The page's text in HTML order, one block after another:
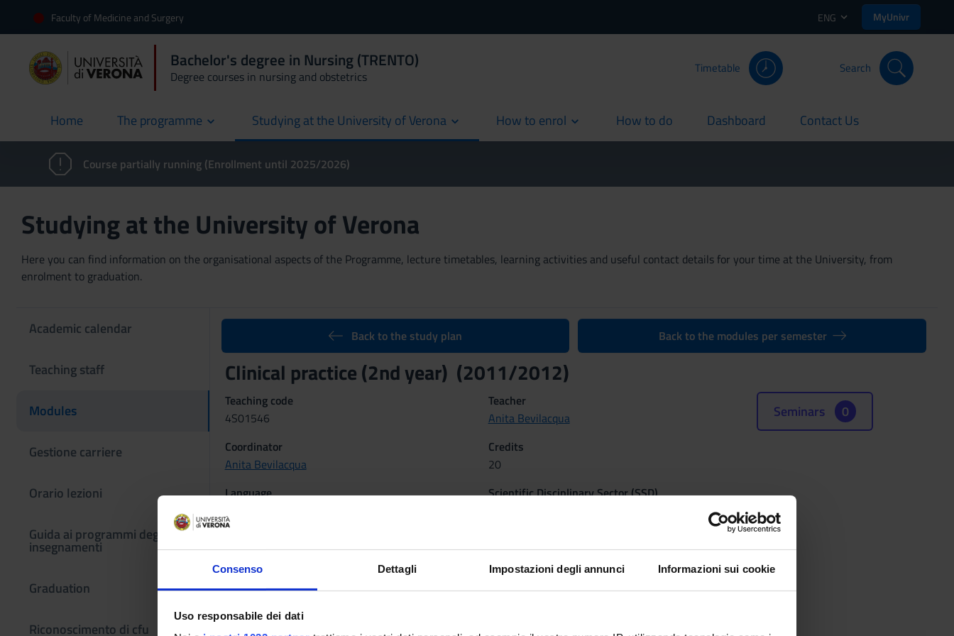
Consenso Dettagli Impostazioni degli annunci Informazioni sui cookie
Uso responsabile dei dati
Faculty of Medicine and Surgery ENG MyUnivr
Bachelor's degree in Nursing (TRENTO)
Degree courses in nursing and obstetrics
Timetable Search
Home
current The programme Studying at the University of Verona How to enrol How to do
current Dashboard
current Contact Us
current
Course partially running (Enrollment until 2025/2026)
Studying at the University of Verona
Here you can find information on the organisational aspects of the Programme, lecture timetables, learning activities and useful contact details for your time at the University, from
enrolment to graduation.
Academic calendar
Teaching staff
Modules
Gestione carriere
Orario lezioni
Guida ai programmi degli
insegnamenti
Graduation
Riconoscimento di cfu
Back to the study plan Back to the modules per semester
Clinical practice (2nd year) (2011/2012)
Teaching code
4S01546
Teacher
Anita Bevilacqua
Coordinator
Anita Bevilacqua
Credits
20
Language
Scientific Disciplinary Sector (SSD)
Seminars 0
Examination Methods
.